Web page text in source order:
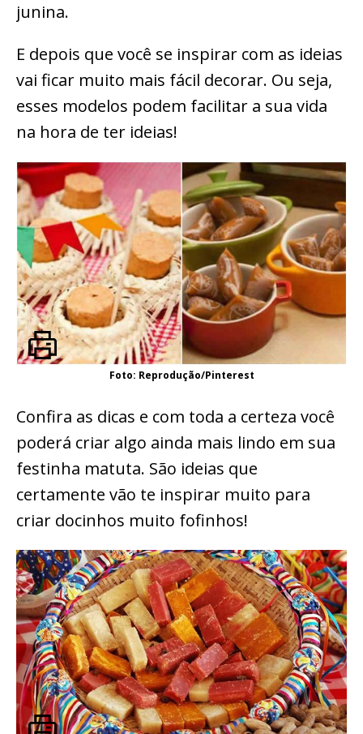
junina.
E depois que você se inspirar com as ideias
vai ficar muito mais fácil decorar. Ou seja,
esses modelos podem facilitar a sua vida
na hora de ter ideias!
Foto: Reprodução/Pinterest
Confira as dicas e com toda a certeza você
poderá criar algo ainda mais lindo em sua
festinha matuta. São ideias que
certamente vão te inspirar muito para
criar docinhos muito fofinhos!